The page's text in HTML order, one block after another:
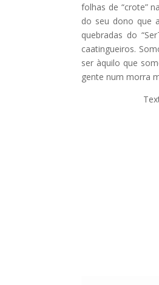
folhas de “crote”
do seu dono que
quebradas do
caatingueiros.
ser àquilo que
gente num morra